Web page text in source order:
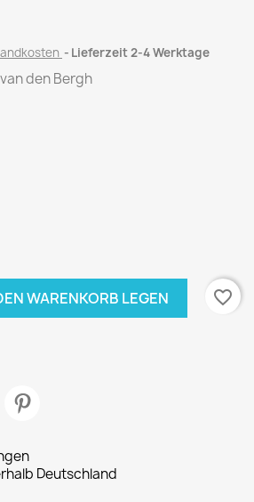
Lieferzeit 2-4 Werktage
den Bergh
WARENKORB LEGEN favorite_border
Deutschland